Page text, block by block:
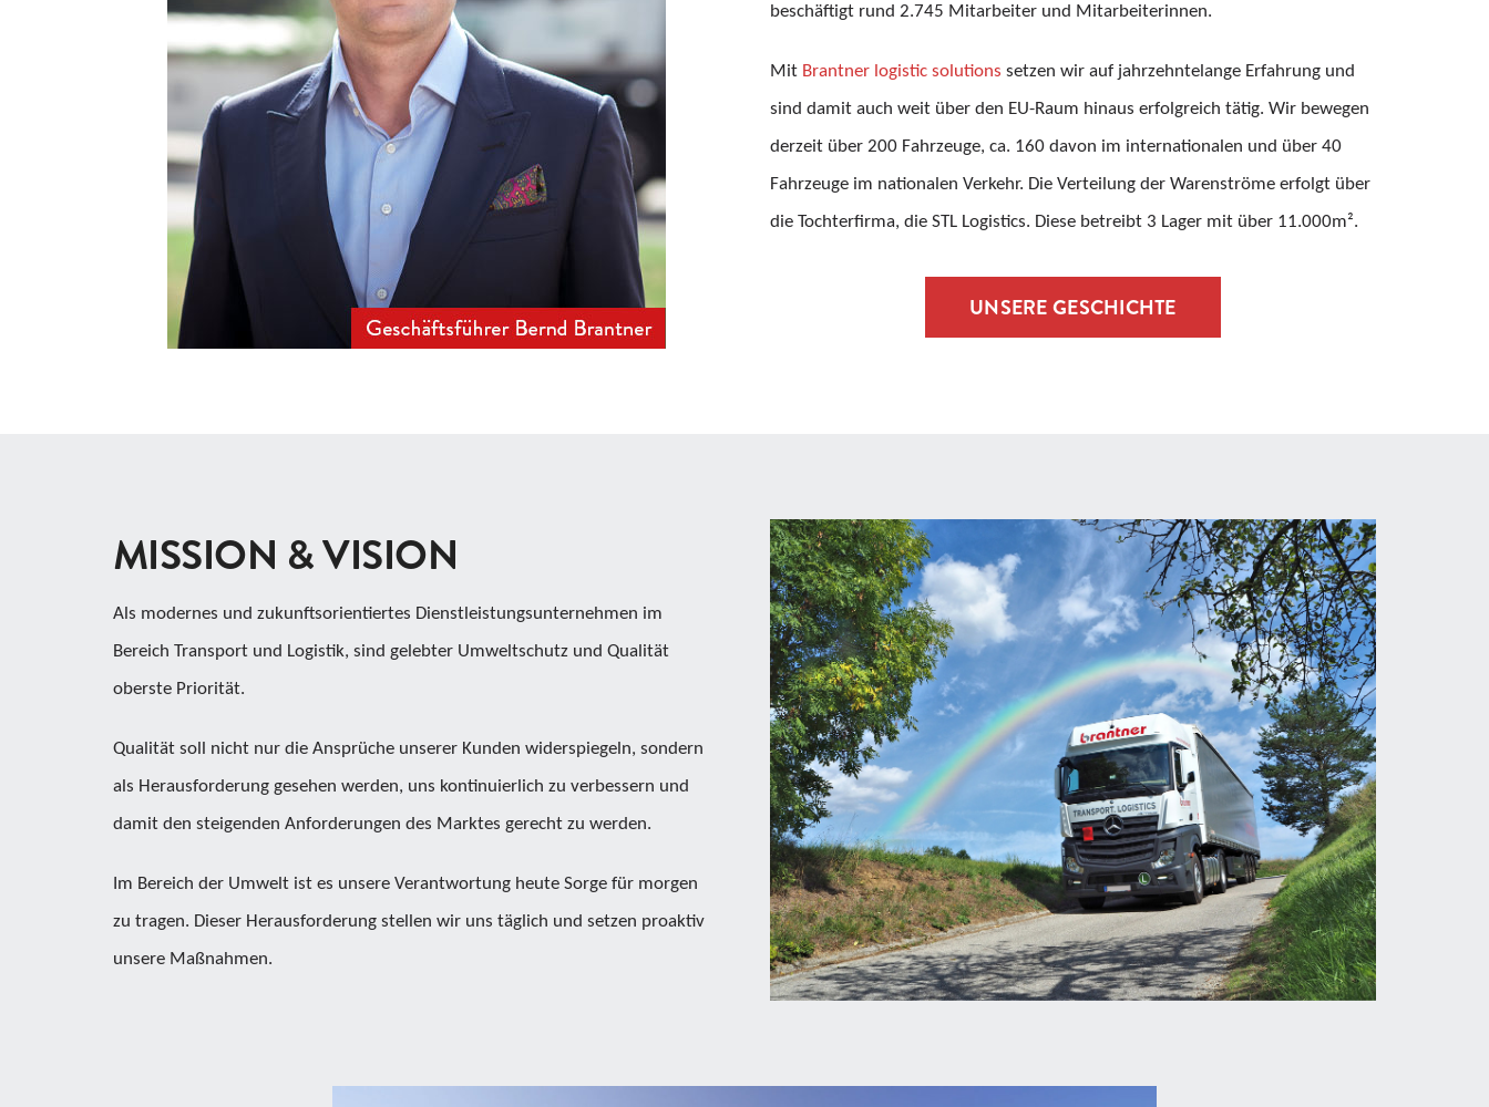
beschäftigt rund 2.745 Mitarbeiter und Mitarbeiterinnen.
Mit Brantner logistic solutions setzen wir auf jahrzehntelange Erfahrung und
sind damit auch weit über den EU-Raum hinaus erfolgreich tätig. Wir bewegen
derzeit über 200 Fahrzeuge, ca. 160 davon im internationalen und über 40
Fahrzeuge im nationalen Verkehr. Die Verteilung der Warenströme erfolgt über
die Tochterfirma, die STL Logistics. Diese betreibt 3 Lager mit über 11.000m².
UNSERE GESCHICHTE
MISSION & VISION
Als modernes und zukunftsorientiertes Dienstleistungsunternehmen im
Bereich Transport und Logistik, sind gelebter Umweltschutz und Qualität
oberste Priorität.
Qualität soll nicht nur die Ansprüche unserer Kunden widerspiegeln, sondern
als Herausforderung gesehen werden, uns kontinuierlich zu verbessern und
damit den steigenden Anforderungen des Marktes gerecht zu werden.
Im Bereich der Umwelt ist es unsere Verantwortung heute Sorge für morgen
zu tragen. Dieser Herausforderung stellen wir uns täglich und setzen proaktiv
unsere Maßnahmen.